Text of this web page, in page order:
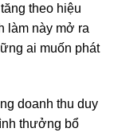
theo hiệu
làm này mở ra
ai muốn phát
doanh thu duy
thưởng bổ